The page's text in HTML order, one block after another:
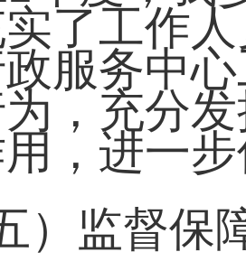
了工作
政服务中
，充分
，进一
）监督保